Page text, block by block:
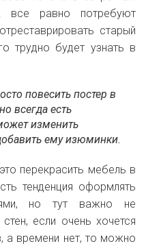
все равно потребуют
старый
трудно будет узнать в
повесить постер в
всегда есть
изменить
ему изюминки.
перекрасить мебель в
тенденция оформлять
но тут важно не
если очень хочется
а времени нет, то можно